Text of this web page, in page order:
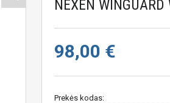
NEXEN
98,00 €
Prekės kodas: